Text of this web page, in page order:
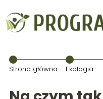
Strona główna Ekologia